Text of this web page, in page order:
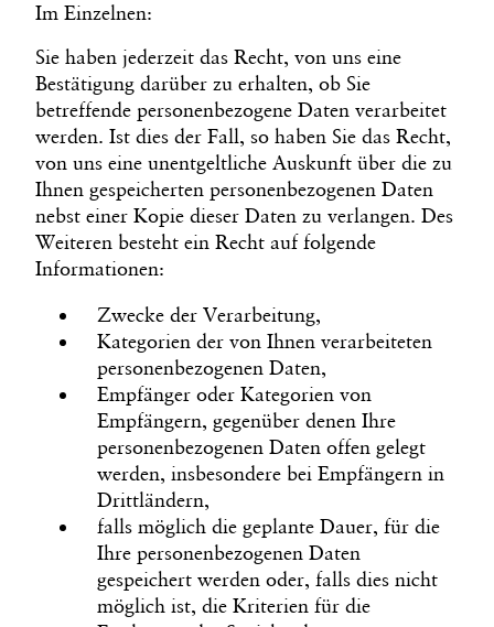
Im Einzelnen:
Sie haben jederzeit das Recht, von uns eine
Bestätigung darüber zu erhalten, ob Sie
betreffende personenbezogene Daten verarbeitet
werden. Ist dies der Fall, so haben Sie das Recht,
von uns eine unentgeltliche Auskunft über die zu
Ihnen gespeicherten personenbezogenen Daten
nebst einer Kopie dieser Daten zu verlangen. Des
Weiteren besteht ein Recht auf folgende
Informationen:
Zwecke der Verarbeitung,
Kategorien der von Ihnen verarbeiteten
personenbezogenen Daten,
Empfänger oder Kategorien von
Empfängern, gegenüber denen Ihre
personenbezogenen Daten offen gelegt
werden, insbesondere bei Empfängern in
Drittländern,
falls möglich die geplante Dauer, für die
Ihre personenbezogenen Daten
gespeichert werden oder, falls dies nicht
möglich ist, die Kriterien für die